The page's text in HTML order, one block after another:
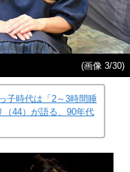
(画像 3/30)
子時代は「2～3時間睡
44）が語る、90年代